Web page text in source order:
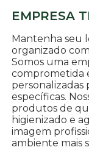
EMPRESA
Mantenha seu
organizado
Somos uma
comprometida
personalizadas
específicas.
produtos de
higienizado e
imagem
ambiente mais